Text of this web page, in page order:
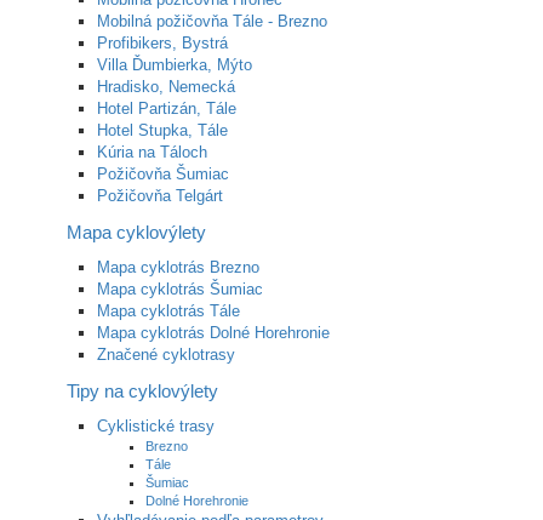
Mobilná požičovňa Tále - Brezno
Profibikers, Bystrá
Villa Ďumbierka, Mýto
Hradisko, Nemecká
Hotel Partizán, Tále
Hotel Stupka, Tále
Kúria na Táloch
Požičovňa Šumiac
Požičovňa Telgárt
Mapa cyklovýlety
Mapa cyklotrás Brezno
Mapa cyklotrás Šumiac
Mapa cyklotrás Tále
Mapa cyklotrás Dolné Horehronie
Značené cyklotrasy
Tipy na cyklovýlety
Cyklistické trasy
Brezno
Tále
Šumiac
Dolné Horehronie